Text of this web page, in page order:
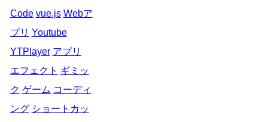
Code vue.js Webア
プリ Youtube
YTPlayer アプリ
エフェクト ギミッ
ク ゲーム コーディ
ング ショートカッ